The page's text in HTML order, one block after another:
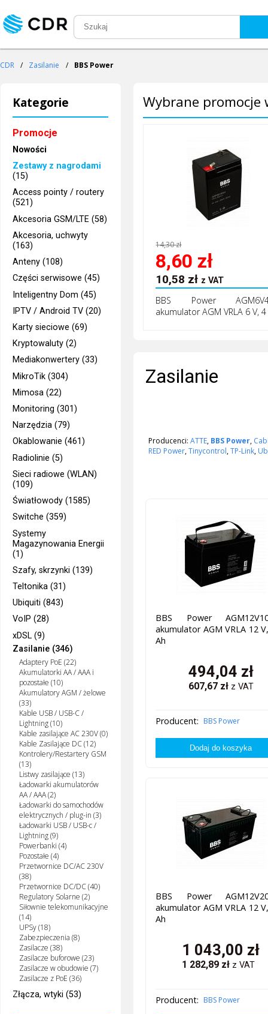
CDR / Zasilanie / BBS Power
Kategorie
Promocje
Nowości
Zestawy z nagrodami
(15)
Access pointy / routery
(521)
Akcesoria GSM/LTE (58)
Akcesoria, uchwyty
(163)
Anteny (108)
Części serwisowe (45)
Inteligentny Dom (45)
IPTV / Android TV (20)
Karty sieciowe (69)
Kryptowaluty (2)
Mediakonwertery (33)
MikroTik (304)
Mimosa (22)
Monitoring (301)
Narzędzia (79)
Okablowanie (461)
Radiolinie (5)
Sieci radiowe (WLAN)
(109)
Światłowody (1585)
Switche (359)
Systemy
Magazynowania Energii
(1)
Szafy, skrzynki (139)
Teltonika (31)
Ubiquiti (843)
VoIP (28)
xDSL (9)
Zasilanie (346)
Adaptery PoE (22)
Akumulatorki AA / AAA i
pozostałe (10)
Akumulatory AGM / żelowe
(33)
Kable USB / USB-C /
Lightning (10)
Kable zasilające AC 230V (0)
Kable Zasilające DC (12)
Kontrolery/Restartery GSM
(13)
Listwy zasilające (13)
Ładowarki akumulatorów
AA / AAA (2)
Ładowarki do samochodów
elektrycznych / plug-in (3)
Ładowarki USB / USB-c /
Lightning (9)
Powerbanki (4)
Pozostałe (4)
Przetwornice DC/AC 230V
(38)
Przetwornice DC/DC (40)
Regulatory Solarne (2)
Siłownie telekomunikacyjne
(14)
UPSy (18)
Zabezpieczenia (8)
Zasilacze (38)
Zasilacze buforowe (23)
Zasilacze w obudowie (7)
Zasilacze z PoE (36)
Złącza, wtyki (53)
Wybrane promocje
14,30 zł
8,60 zł
10,58 zł z VAT
BBS Power
akumulator AGM VRLA 6 V,
Zasilanie
Producenci:ATTE, BBS Power,
RED Power,Tinycontrol,TP-Link,
BBS Power
akumulator AGM VRLA 12
Ah
494,04 zł
607,67zł z VAT
Producent: BBS Power
BBS Power
akumulator AGM VRLA 12
Ah
1 043,00 zł
1 282,89 zł z VAT
Producent: BBS Power